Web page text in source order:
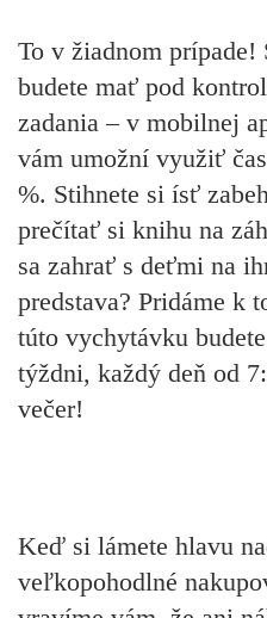
To v žiadnom prípade!
budete mať pod
zadania – v mobilnej
vám umožní využiť
%. Stihnete si ísť
prečítať si knihu na
sa zahrať s deťmi na
predstava? Pridáme k
túto vychytávku
týždni, každý deň od
večer!
Keď si lámete hlavu
veľkopohodlné